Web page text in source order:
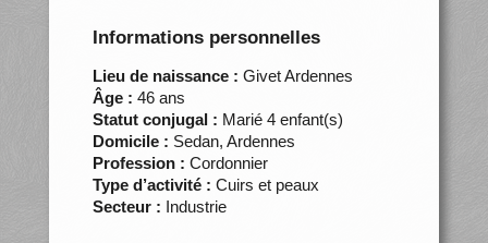
Informations personnelles
Lieu de naissance : Givet Ardennes
Âge : 46 ans
Statut conjugal : Marié 4 enfant(s)
Domicile : Sedan, Ardennes
Profession : Cordonnier
Type d’activité : Cuirs et peaux
Secteur : Industrie